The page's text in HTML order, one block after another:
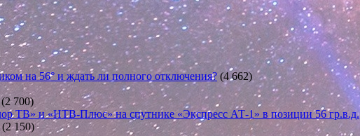
на 56° и ждать ли полного отключения? (4 662)
(2 700)
ТВ» и «НТВ-Плюс» на спутнике «Экспресс АТ-1» в позиции 56 гр.в.д.
(2 150)